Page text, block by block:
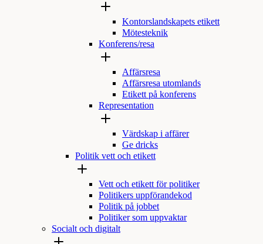
Kontorslandskapets etikett
Mötesteknik
Konferens/resa
Affärsresa
Affärsresa utomlands
Etikett på konferens
Representation
Värdskap i affärer
Ge dricks
Politik vett och etikett
Vett och etikett för politiker
Politikers uppförandekod
Politik på jobbet
Politiker som uppvaktar
Socialt och digitalt